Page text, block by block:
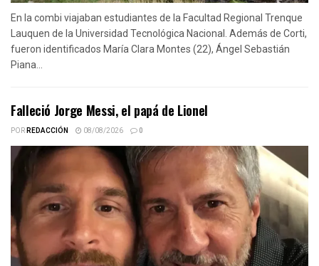
En la combi viajaban estudiantes de la Facultad Regional Trenque
Lauquen de la Universidad Tecnológica Nacional. Además de Corti,
fueron identificados María Clara Montes (22), Ángel Sebastián
Piana...
Falleció Jorge Messi, el papá de Lionel
PORREDACCIÓN 08/08/2026 0